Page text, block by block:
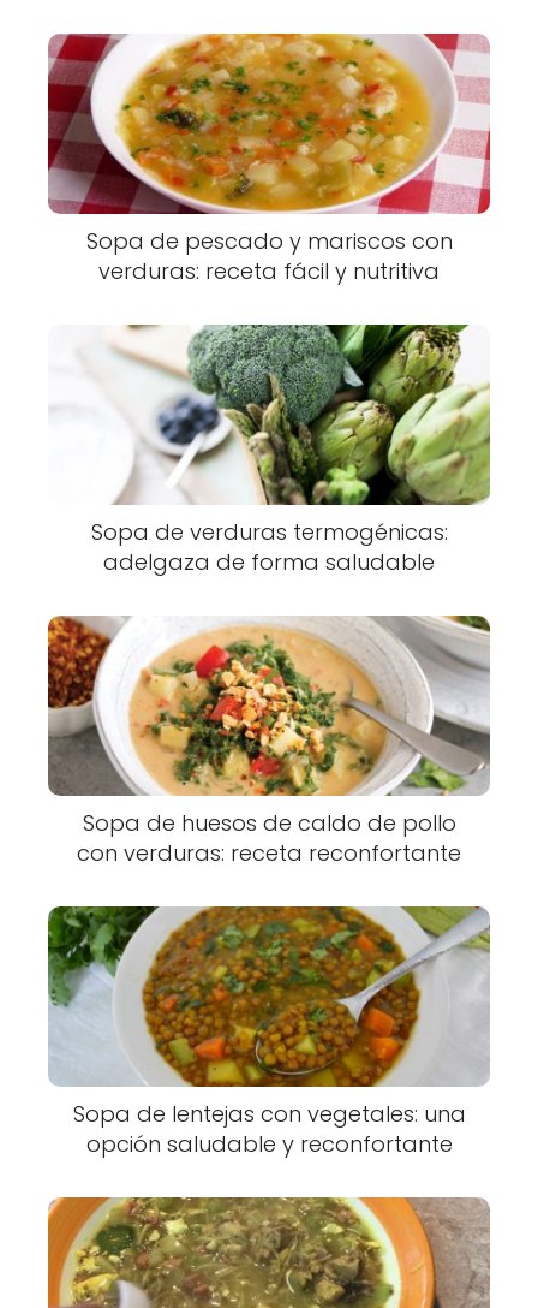
Sopa de pescado y mariscos con
verduras: receta fácil y nutritiva
Sopa de verduras termogénicas:
adelgaza de forma saludable
Sopa de huesos de caldo de pollo
con verduras: receta reconfortante
Sopa de lentejas con vegetales: una
opción saludable y reconfortante